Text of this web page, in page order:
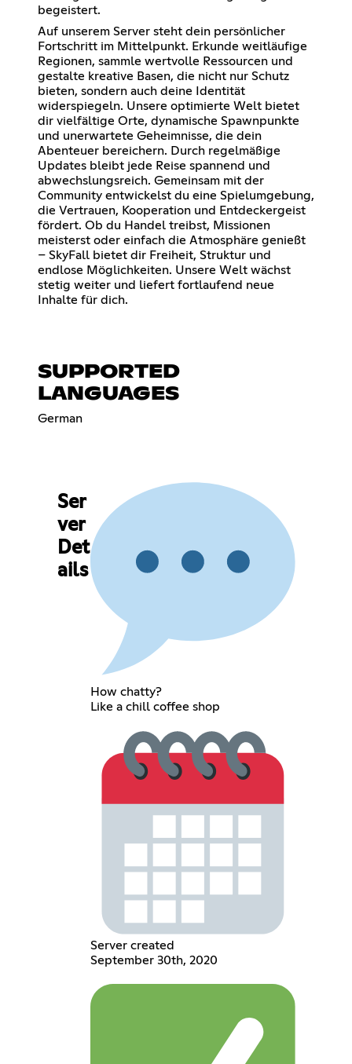
begeistert.
Auf unserem Server steht dein persönlicher
Fortschritt im Mittelpunkt. Erkunde weitläufige
Regionen, sammle wertvolle Ressourcen und
gestalte kreative Basen, die nicht nur Schutz
bieten, sondern auch deine Identität
widerspiegeln. Unsere optimierte Welt bietet
dir vielfältige Orte, dynamische Spawnpunkte
und unerwartete Geheimnisse, die dein
Abenteuer bereichern. Durch regelmäßige
Updates bleibt jede Reise spannend und
abwechslungsreich. Gemeinsam mit der
Community entwickelst du eine Spielumgebung,
die Vertrauen, Kooperation und Entdeckergeist
fördert. Ob du Handel treibst, Missionen
meisterst oder einfach die Atmosphäre genießt
– SkyFall bietet dir Freiheit, Struktur und
endlose Möglichkeiten. Unsere Welt wächst
stetig weiter und liefert fortlaufend neue
Inhalte für dich.
SUPPORTED
LANGUAGES
German
Ser
ver
Det
ails
How chatty?
Like a chill coffee shop
Server created
September 30th, 2020